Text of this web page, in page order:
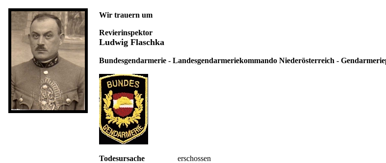
Wir trauern um
Revierinspektor
Ludwig Flaschka
Bundesgendarmerie - Landesgendarmeriekommando Niederösterreich -
Todesursache
erschossen